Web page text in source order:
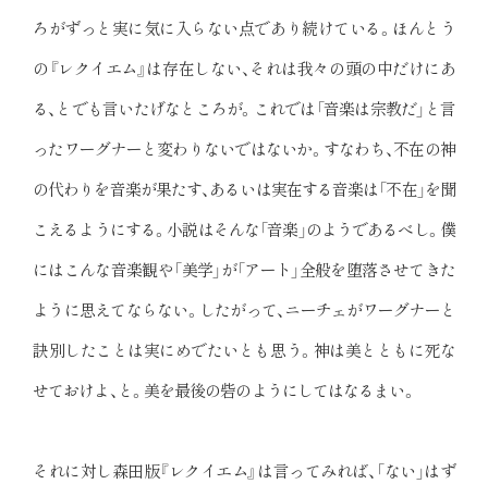
ろがずっと実に気に入らない点であり続けている。ほんとう
の『レクイエム』は存在しない、それは我々の頭の中だけにあ
る、とでも言いたげなところが。これでは「音楽は宗教だ」と言
ったワーグナーと変わりないではないか。すなわち、不在の神
の代わりを音楽が果たす、あるいは実在する音楽は「不在」を聞
こえるようにする。小説はそんな「音楽」のようであるべし。僕
にはこんな音楽観や「美学」が「アート」全般を堕落させてきた
ように思えてならない。したがって、ニーチェがワーグナーと
訣別したことは実にめでたいとも思う。神は美とともに死な
せておけよ、と。美を最後の砦のようにしてはなるまい。
それに対し森田版『レクイエム』は言ってみれば、「ない」はず